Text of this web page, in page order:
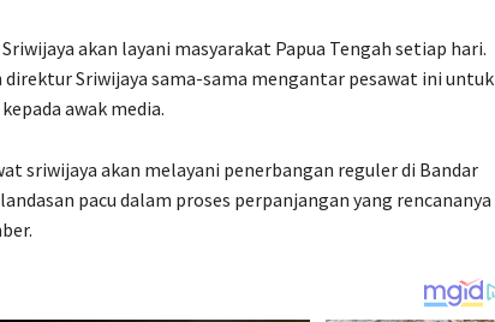
akan layani masyarakat Papua Tengah setiap hari.
direktur Sriwijaya sama-sama mengantar pesawat ini untuk
awak media.
sriwijaya akan melayani penerbangan reguler di Bandar
pacu dalam proses perpanjangan yang rencananya